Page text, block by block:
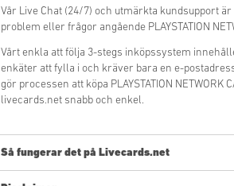
Vår Live Chat (24/7) och utmärkta kundsupport
problem eller frågor angående PLAYSTATION
Vårt enkla att följa 3-stegs inköpssystem
enkäter att fylla i och kräver bara en e-
gör processen att köpa PLAYSTATION NETWORK
livecards.net snabb och enkel.
Så fungerar det på Livecards.net